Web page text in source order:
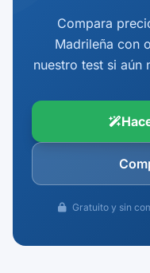
Compara
Madrileña con
nuestro test si aún
Gratuito y sin